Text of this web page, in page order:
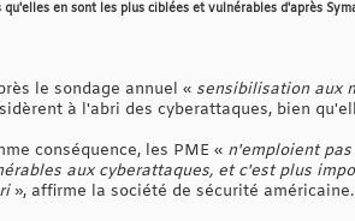
qu'elles en sont les plus ciblées et vulnérables d'après
le sondage annuel « sensibilisation aux
à l'abri des cyberattaques, bien
conséquence, les PME « n'emploient
aux cyberattaques, et c'est plus
», affirme la société de sécurité américaine.